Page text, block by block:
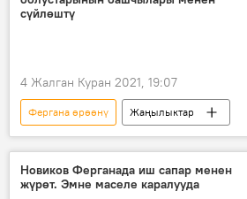
сүйлөштү
4 Жалган Куран 2021, 19:07
Фергана өрөөнү
Жаңылыктар
Кыргызстан
Коом
Саясат
Баткен облусу
сүйлөшүүлөр
чек ара
Новиков Ферганада иш сапар менен
жүрөт. Эмне маселе каралууда